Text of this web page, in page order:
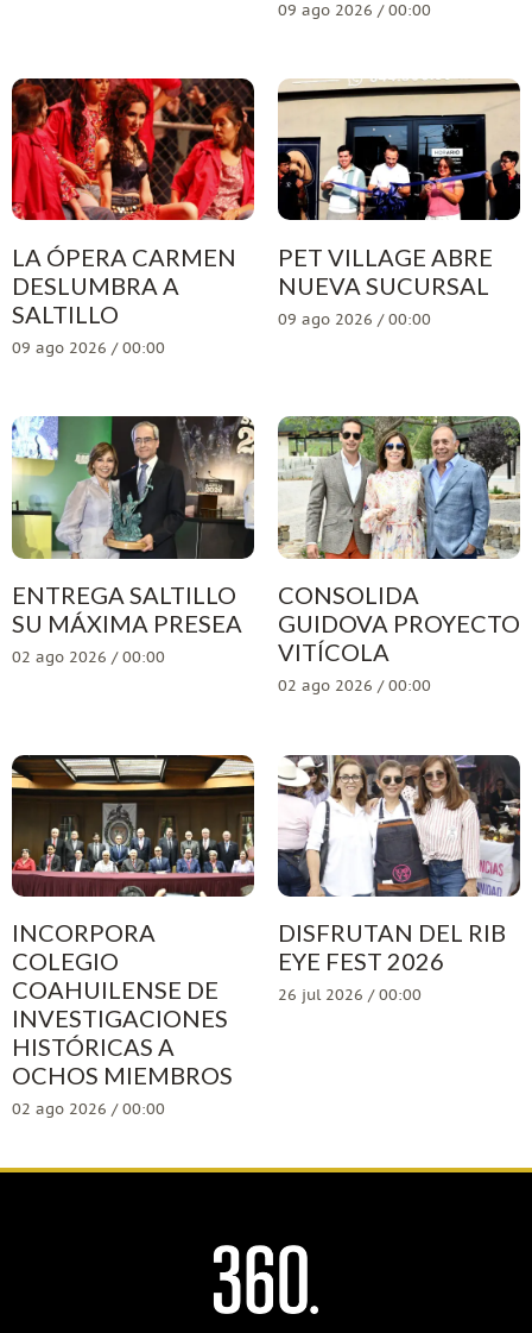
09 ago 2026 / 00:00
LA ÓPERA CARMEN
DESLUMBRA A
SALTILLO
09 ago 2026 / 00:00
PET VILLAGE ABRE
NUEVA SUCURSAL
09 ago 2026 / 00:00
ENTREGA SALTILLO
SU MÁXIMA PRESEA
02 ago 2026 / 00:00
CONSOLIDA
GUIDOVA PROYECTO
VITÍCOLA
02 ago 2026 / 00:00
INCORPORA
COLEGIO
COAHUILENSE DE
INVESTIGACIONES
HISTÓRICAS A
OCHOS MIEMBROS
02 ago 2026 / 00:00
DISFRUTAN DEL RIB
EYE FEST 2026
26 jul 2026 / 00:00